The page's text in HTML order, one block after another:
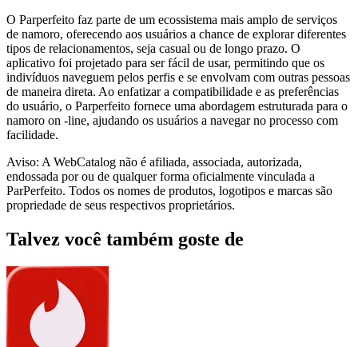
O Parperfeito faz parte de um ecossistema mais amplo de serviços
de namoro, oferecendo aos usuários a chance de explorar diferentes
tipos de relacionamentos, seja casual ou de longo prazo. O
aplicativo foi projetado para ser fácil de usar, permitindo que os
indivíduos naveguem pelos perfis e se envolvam com outras pessoas
de maneira direta. Ao enfatizar a compatibilidade e as preferências
do usuário, o Parperfeito fornece uma abordagem estruturada para o
namoro on -line, ajudando os usuários a navegar no processo com
facilidade.
Aviso: A WebCatalog não é afiliada, associada, autorizada,
endossada por ou de qualquer forma oficialmente vinculada a
ParPerfeito. Todos os nomes de produtos, logotipos e marcas são
propriedade de seus respectivos proprietários.
Talvez você também goste de